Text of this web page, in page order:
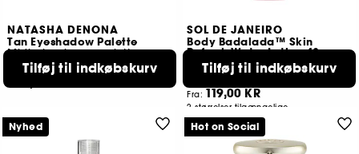
NATASHA DENONA
Tan Eyeshadow Palette
Midi-øjenskyggepalette
325
569,00 KR
Tilføj til indkøbskurv
SOL DE JANEIRO
Body Badalada™ Skin
Refresh Water Lotion 48
Forfriskende fugtighedslotion
Fra: 119,00 KR
2 størrelser tilgængelige
Tilføj til indkøbskurv
Nyhed Hot on Social